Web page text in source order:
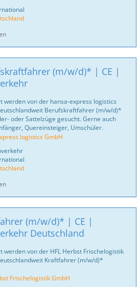
(m/w/d)* | CE |
werden von der hansa-express logistics
Berufskraftfahrer (m/w/d)*
oder Sattelzüge gesucht. Gerne auch
Quereinsteiger, Umschüler.
logistics GmbH
(m/w/d)* | CE |
Deutschland
werden von der HFL Herbst Frischelogistik
Kraftfahrer (m/w/d)*
Frischelogistik GmbH